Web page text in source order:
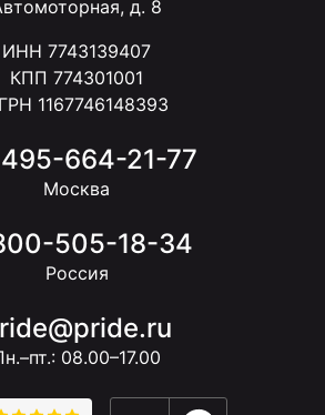
д. 8
ИНН 7743139407
КПП 774301001
1167746148393
664-21-77
Москва
505-18-34
Россия
08.00–17.00